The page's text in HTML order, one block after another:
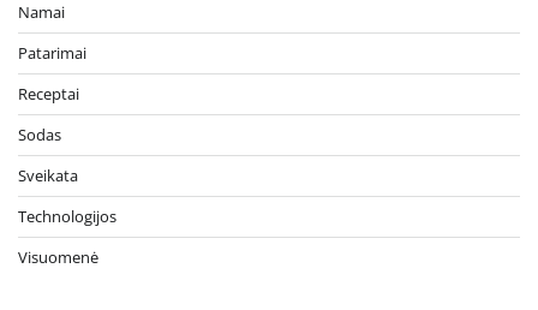
Namai
Patarimai
Receptai
Sodas
Sveikata
Technologijos
Visuomenė